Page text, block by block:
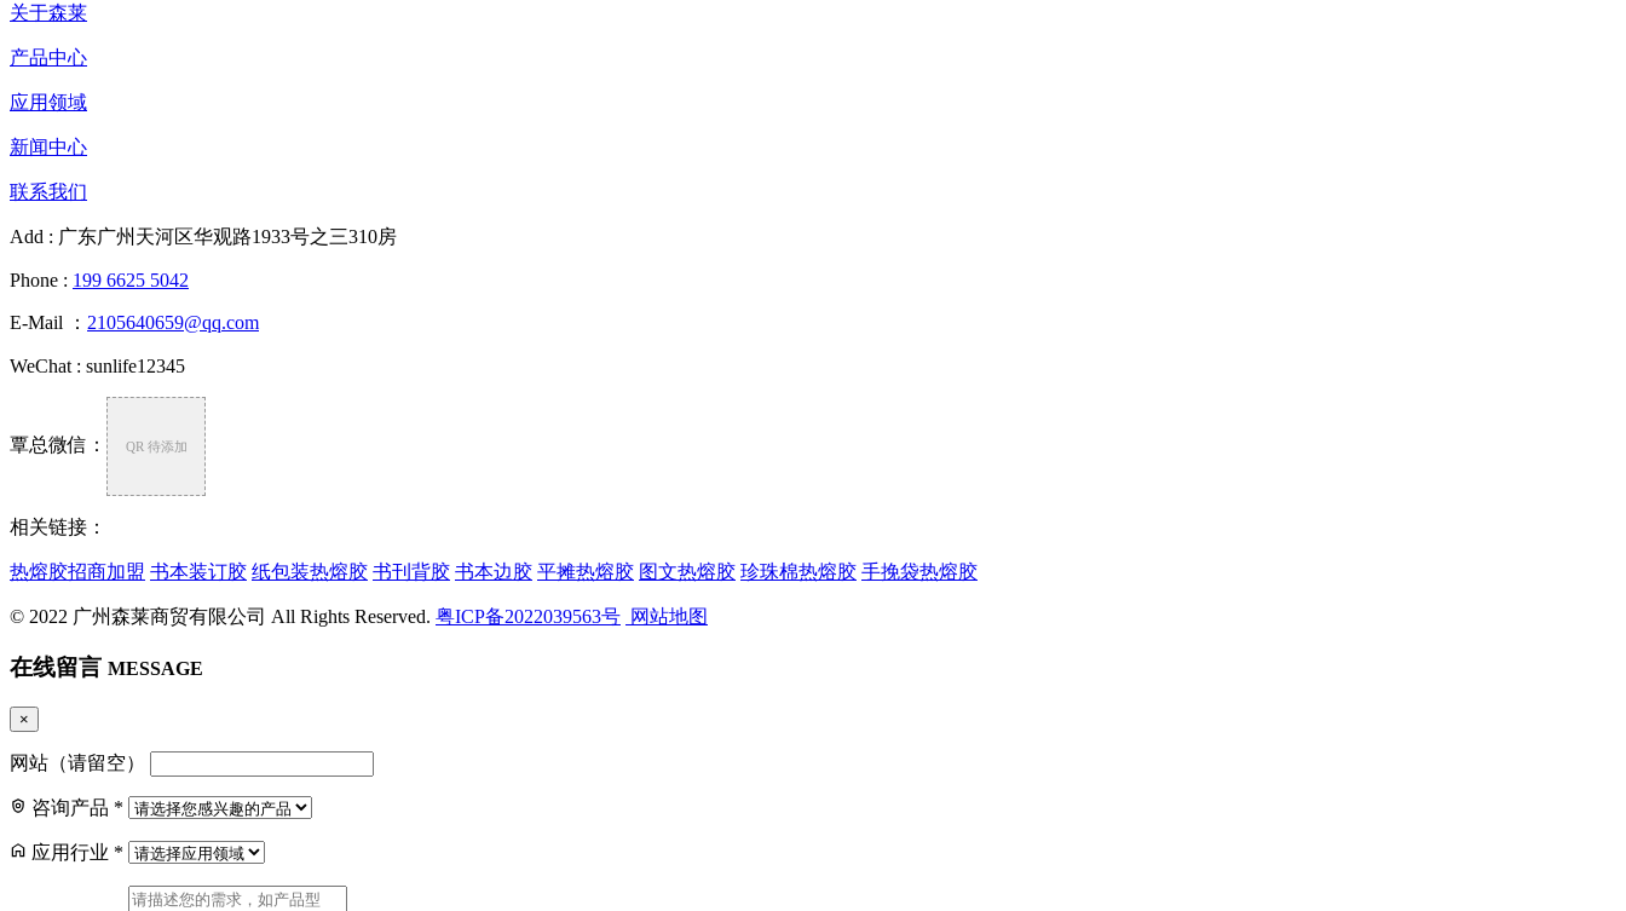
关于森莱
产品中心
应用领域
新闻中心
联系我们
Add : 广东广州天河区华观路1933号之三310房
Phone : 199 6625 5042
E-Mail ： 2105640659@qq.com
WeChat : sunlife12345
覃总微信： QR 待添加
相关链接：
热熔胶招商加盟 书本装订胶 纸包装热熔胶 书刊背胶 书本边胶 平摊热熔胶 图文热熔胶 珍珠棉热熔胶 手挽袋热熔胶
© 2022 广州森莱商贸有限公司 All Rights Reserved. 粤ICP备2022039563号 网站地图
官方微信
在线留言 MESSAGE
×
网站（请留空）
咨询产品 *
应用行业 *